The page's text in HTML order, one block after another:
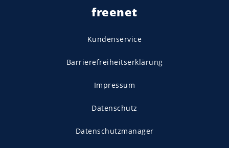
freenet
Kundenservice
Barrierefreiheitserklärung
Impressum
Datenschutz
Datenschutzmanager